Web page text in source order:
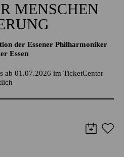
MENSCHEN
der Essener Philharmoniker
Essen
ab 01.07.2026 im TicketCenter